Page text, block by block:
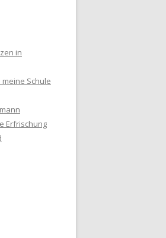
in
Schule
Erfrischung